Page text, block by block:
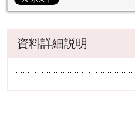
資料詳細説明